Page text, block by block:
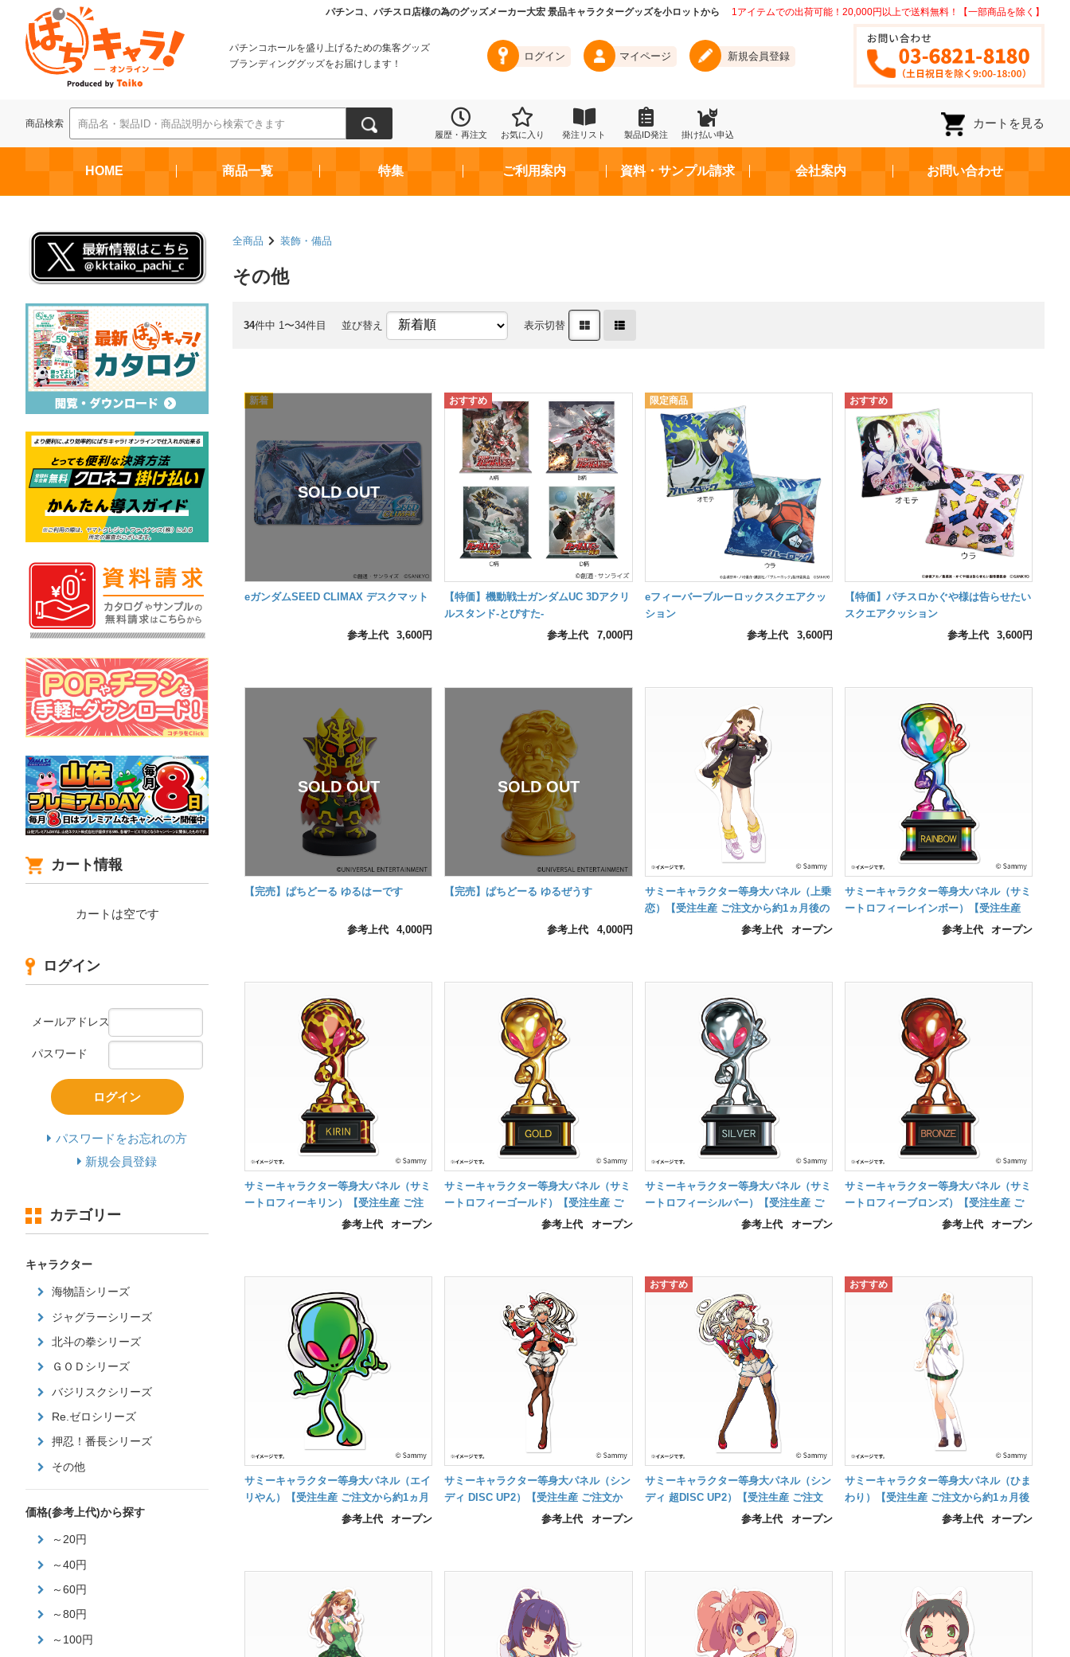
パチンコ、パチスロ店様の為のグッズメーカー大宏 景品キャラクターグッズを小ロットから 1アイテムでの出荷可能！20,000円以上で送料無料！【一部商品を除く】
パチンコホールを盛り上げるための集客グッズ
ブランディンググッズをお届けします！
ログイン マイページ 新規会員登録
商品検索
履歴・再注文 お気に入り 発注リスト 製品ID発注 掛け払い申込
カートを見る
HOME 商品一覧 特集 ご利用案内 資料・サンプル請求 会社案内 お問い合わせ
全商品 装飾・備品
その他
34件中 1〜34件目 並び替え 表示切替
eガンダムSEED CLIMAX デスクマット
参考上代 3,600円
【特価】機動戦士ガンダムUC 3Dアクリ
ルスタンド-とびすた-
参考上代
7,000円
eフィーバーブルーロックスクエアクッ
ション
参考上代
3,600円
【特価】パチスロかぐや様は告らせたい
スクエアクッション
参考上代
3,600円
【完売】ぱちどーる ゆるはーです
参考上代 4,000円
【完売】ぱちどーる ゆるぜうす
参考上代 4,000円
サミーキャラクター等身大パネル（上乗
恋）【受注生産 ご注文から約1ヵ月後の
参考上代 オープン
サミーキャラクター等身大パネル（サミ
ートロフィーレインボー）【受注生産
ご注文から約1ヵ月後の納品】
参考上代 オープン
サミーキャラクター等身大パネル（サミ
ートロフィーキリン）【受注生産 ご注
文から約1ヵ月後の納品】参考上代 オープン
サミーキャラクター等身大パネル（サミ
ートロフィーゴールド）【受注生産 ご
注文から約1ヵ月後の納品】
参考上代 オープン
サミーキャラクター等身大パネル（サミ
ートロフィーシルバー）【受注生産 ご
注文から約1ヵ月後の納品】
参考上代 オープン
サミーキャラクター等身大パネル（サミ
ートロフィーブロンズ）【受注生産 ご
注文から約1ヵ月後の納品】
参考上代 オープン
サミーキャラクター等身大パネル（エイ
リやん）【受注生産 ご注文から約1ヵ月
参考上代 オープン
サミーキャラクター等身大パネル（シン
ディ DISC UP2）【受注生産 ご注文か
ら約1ヵ月後の納品】参考上代 オープン
サミーキャラクター等身大パネル（シン
ディ 超DISC UP2）【受注生産 ご注文
から約1ヵ月後の納品】参考上代 オープン
サミーキャラクター等身大パネル（ひま
わり）【受注生産 ご注文から約1ヵ月後
参考上代 オープン
カート情報
カートは空です
ログイン
メールアドレス
パスワード
ログイン
パスワードをお忘れの方
新規会員登録
カテゴリー
キャラクター
海物語シリーズ
ジャグラーシリーズ
北斗の拳シリーズ
ＧＯＤシリーズ
バジリスクシリーズ
Re.ゼロシリーズ
押忍！番長シリーズ
その他
価格(参考上代)から探す
～20円
～40円
～60円
～80円
～100円